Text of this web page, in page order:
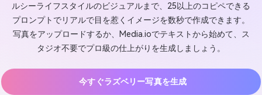
ルシーライフスタイルのビジュアルまで、25以上のコピペできる
プロンプトでリアルで目を惹くイメージを数秒で作成できます。
写真をアップロードするか、Media.ioでテキストから始めて、ス
タジオ不要でプロ級の仕上がりを生成しましょう。
今すぐラズベリー写真を生成